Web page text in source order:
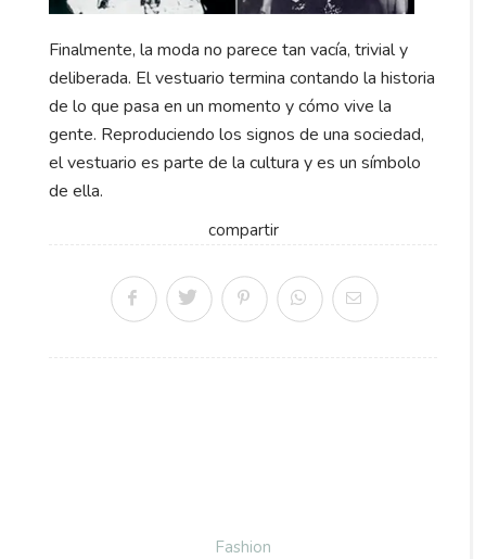
Finalmente, la moda no parece tan vacía, trivial y
deliberada. El vestuario termina contando la historia
de lo que pasa en un momento y cómo vive la
gente. Reproduciendo los signos de una sociedad,
el vestuario es parte de la cultura y es un símbolo
de ella.
compartir
Fashion